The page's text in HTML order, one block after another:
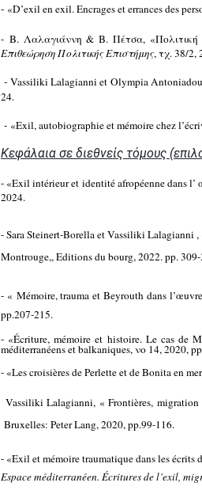
- «D’exil en exil. Encrages et errances des
- Β. Λαλαγιάννη & Β. Πέτσα, «Πολιτική
ΕπιθεώρησηΠολιτικής Επιστήμης,τχ. 38/2,
-Vassiliki Lalagianni et Olympia
24.
- «Exil, autobiographie et mémoire chez
Kεφάλαια σε διεθνείς τόμους
- «Exil intérieur et identité afropéenne dans
2024.
- Sara Steinert-Borella et Vassiliki
Montrouge,, Editions du bourg, 2022. pp.
- « Mémoire, trauma et Beyrouth dans
pp.207-215.
- «Écriture, mémoire et histoire. Le cas de
méditerranéens et balkaniques, νο 14, 2020,
- «Les croisières de Perlette et de Bonita en
Vassiliki Lalagianni, « Frontières,
Bruxelles: Peter Lang, 2020, pp.99-116.
- «Exil et mémoire traumatique dans les
Espace méditerranéen. Écritures de l’exil,